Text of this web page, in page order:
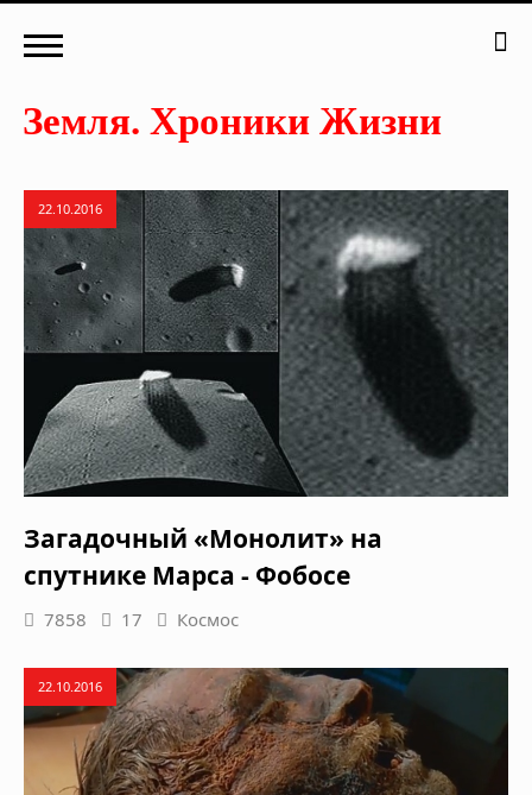
22.10.2016
Загадочный «Монолит» на
спутнике Марса - Фобосе
7858 17 Космос
22.10.2016